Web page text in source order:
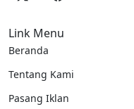
Link Menu
Beranda
Tentang Kami
Pasang Iklan